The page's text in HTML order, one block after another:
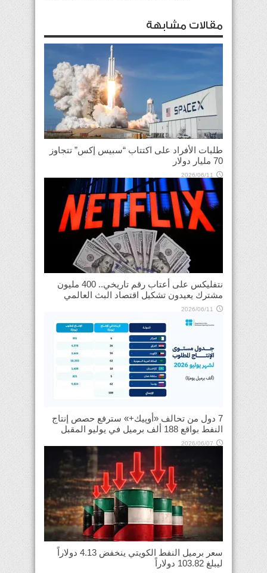
مقالات مشابهة
طلبات الأفراد على اكتتاب “سبيس إكس” تتجاوز
70 مليار دولار
2026/06/11
نتفليكس على أعتاب رقم تاريخي.. 400 مليون
مشترك يعيدون تشكيل اقتصاد البث العالمي
2026/06/11
7 دول من تحالف «أوپيك+» سترفع حصص إنتاج
النفط بواقع 188 ألف برميل في يوليو المقبل
2026/06/07
سعر برميل النفط الكويتي ينخفض 4.13 دولاراً
ليبلغ 103.82 دولاراً